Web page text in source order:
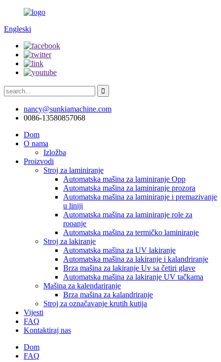
Engleski
nancy@sunkiamachine.com
0086-13580857068
Dom
O nama
Izložba
Proizvodi
Stroj za laminiranje
Automatska mašina za laminiranje Opp
Automatska mašina za laminiranje prozora
Automatska mašina za laminiranje i premazivanje
u liniji
Automatska mašina za laminiranje role za
rooanje
Automatska mašina za termičko laminiranje
Stroj za lakiranje
Automatska mašina za UV lakiranje
Automatska mašina za lakiranje i kalandriranje
Brza mašina za lakiranje Uv sa četiri glave
Automatska mašina za lakiranje UV tačkama
Mašina za kalendariranje
Brza mašina za kalandriranje
Stroj za označavanje krutih kutija
Vijesti
FAQ
Kontaktiraj nas
Dom
FAQ